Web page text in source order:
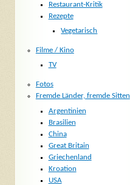
Restaurant-Kritik
Rezepte
Vegetarisch
Filme / Kino
TV
Fotos
Fremde Länder, fremde Sitten
Argentinien
Brasilien
China
Great Britain
Griechenland
Kroation
USA